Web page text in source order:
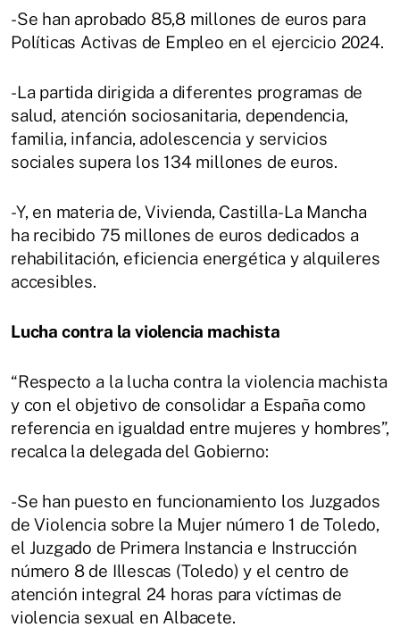
-Se han aprobado 85,8 millones de euros para
Políticas Activas de Empleo en el ejercicio 2024.
-La partida dirigida a diferentes programas de
salud, atención sociosanitaria, dependencia,
familia, infancia, adolescencia y servicios
sociales supera los 134 millones de euros.
-Y, en materia de, Vivienda, Castilla-La Mancha
ha recibido 75 millones de euros dedicados a
rehabilitación, eficiencia energética y alquileres
accesibles.
Lucha contra la violencia machista
“Respecto a la lucha contra la violencia machista
y con el objetivo de consolidar a España como
referencia en igualdad entre mujeres y hombres”,
recalca la delegada del Gobierno:
-Se han puesto en funcionamiento los Juzgados
de Violencia sobre la Mujer número 1 de Toledo,
el Juzgado de Primera Instancia e Instrucción
número 8 de Illescas (Toledo) y el centro de
atención integral 24 horas para víctimas de
violencia sexual en Albacete.